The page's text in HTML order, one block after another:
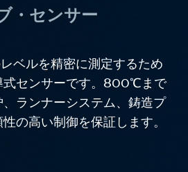
・センサー
ベルを精密に測定するため
式センサーです。800℃まで
ランナーシステム、鋳造プ
の高い制御を保証します。